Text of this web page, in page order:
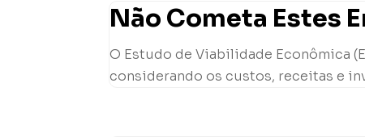
Não Cometa Estes
O Estudo de Viabilidade Econômica
considerando os custos, receitas e